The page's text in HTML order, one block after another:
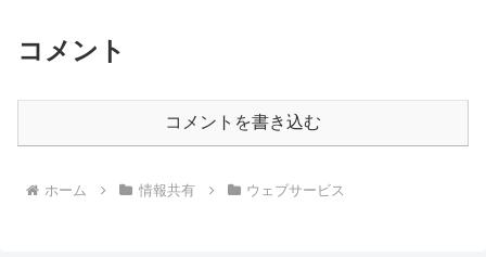
コメント
コメントを書き込む
ホーム 情報共有 ウェブサービス